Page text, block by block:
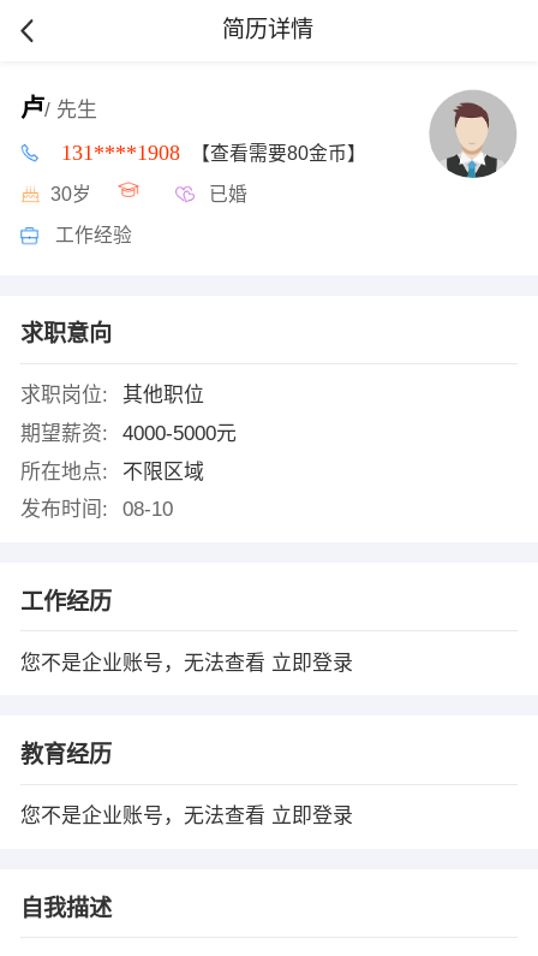
简历详情
卢/ 先生
131****1908 【查看需要80金币】
30岁 已婚
工作经验
求职意向
求职岗位:
其他职位
期望薪资:
4000-5000元
所在地点:
不限区域
发布时间:
08-10
工作经历
您不是企业账号，无法查看 立即登录
教育经历
您不是企业账号，无法查看 立即登录
自我描述